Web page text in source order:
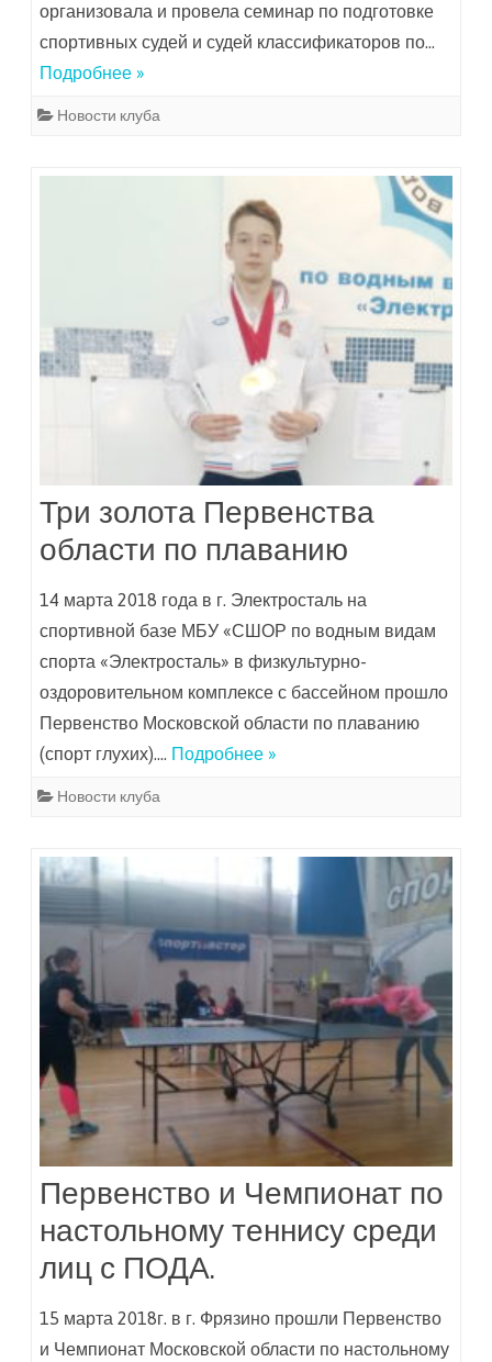
организовала и провела семинар по подготовке
спортивных судей и судей классификаторов по…
Подробнее »
Новости клуба
Три золота Первенства
области по плаванию
14 марта 2018 года в г. Электросталь на
спортивной базе МБУ «СШОР по водным видам
спорта «Электросталь» в физкультурно-
оздоровительном комплексе с бассейном прошло
Первенство Московской области по плаванию
(спорт глухих)…. Подробнее »
Новости клуба
Первенство и Чемпионат по
настольному теннису среди
лиц с ПОДА.
15 марта 2018г. в г. Фрязино прошли Первенство
и Чемпионат Московской области по настольному